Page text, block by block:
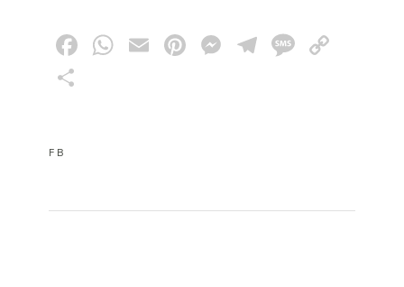
Facebook
WhatsApp
EmailPinterest
Messenger
Telegram
FB